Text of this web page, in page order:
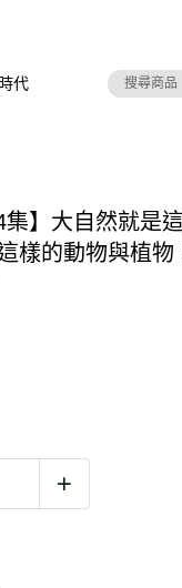
代
集】大自然就是
樣的動物與植物